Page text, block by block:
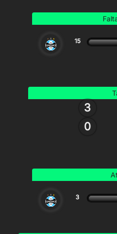
15
3
0
3